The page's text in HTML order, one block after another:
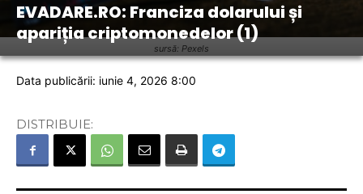
sursă: Pexels
EVADARE.RO: Franciza dolarului și
apariția criptomonedelor (1)
Data publicării: iunie 4, 2026 8:00
DISTRIBUIE: